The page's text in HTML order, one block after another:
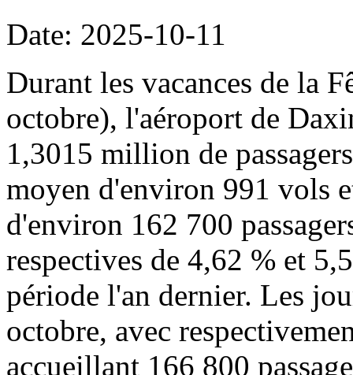
Date: 2025-10-11
Durant les vacances de la
octobre), l'aéroport de
1,3015 million de
moyen d'environ 991 vols
d'environ 162 700
respectives de 4,62 % et
période l'an dernier. Les
octobre, avec
accueillant 166 800